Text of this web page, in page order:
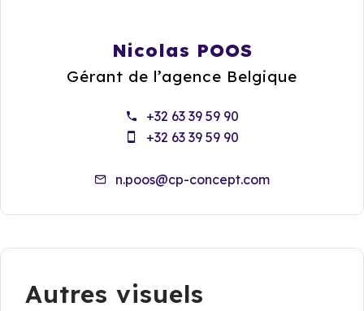
Nicolas POOS
Gérant de l’agence Belgique
+32 63 39 59 90
+32 63 39 59 90
n.poos@cp-concept.com
Autres visuels